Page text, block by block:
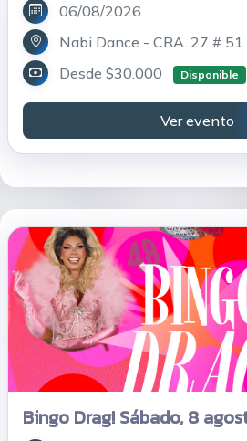
06/08/2026
Nabi Dance - CRA. 27 #
Desde $30.000
Disponible
Ver evento
Bingo Drag! Sábado, 8